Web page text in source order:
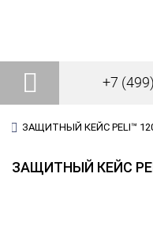
+7
ЗАЩИТНЫЙ КЕЙС PELI™
ЗАЩИТНЫЙ КЕЙС